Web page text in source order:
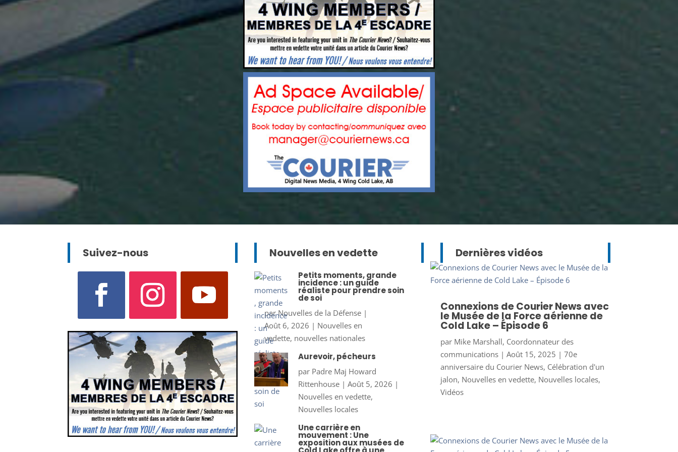
Suivez-nous Nouvelles en vedette
Petits moments, grande
incidence : un guide
réaliste pour prendre soin
de soi
parNouvelles de la Défense|
Août 6, 2026 | Nouvelles en
vedette, nouvelles nationales
Aurevoir, pécheurs
par Padre Maj Howard
Rittenhouse| Août 5, 2026 |
Nouvelles en vedette,
Nouvelles locales
Une carrière en
mouvement : Une
exposition aux musées de
Dernières vidéos
Connexions de Courier News avec
le Musée de la Force aérienne de
Cold Lake – Épisode 6
par Mike Marshall, Coordonnateur des
communications| Août 15, 2025 | 70e
anniversaire du Courier News, Célébration d'un
jalon, Nouvelles en vedette, Nouvelles locales,
Vidéos